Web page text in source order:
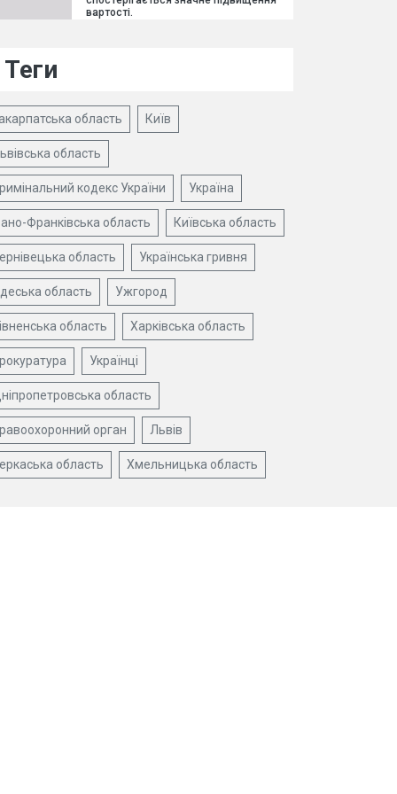
вартості.
Теги
область Київ
область
кодекс України Україна
Франківська область Київська область
область Українська гривня
область Ужгород
область Харківська область
Українці
область
орган Львів
область Хмельницька область